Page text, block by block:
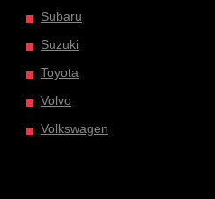
Subaru
Suzuki
Toyota
Volvo
Volkswagen